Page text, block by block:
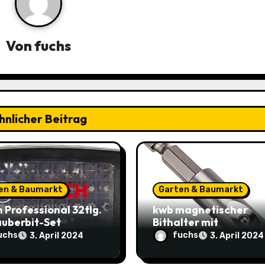
Vonfuchs
Beitrag
& Baumarkt
Professional 32tlg.
Set
Prime) – Jetzt
statt 14,29€
3. April 2024
Garten & Baumarkt
kwb magnetischer
Bithalter mit
automatischer
Bitfreigabe, 65 mm
und 2x
fuchs 3. April 2024